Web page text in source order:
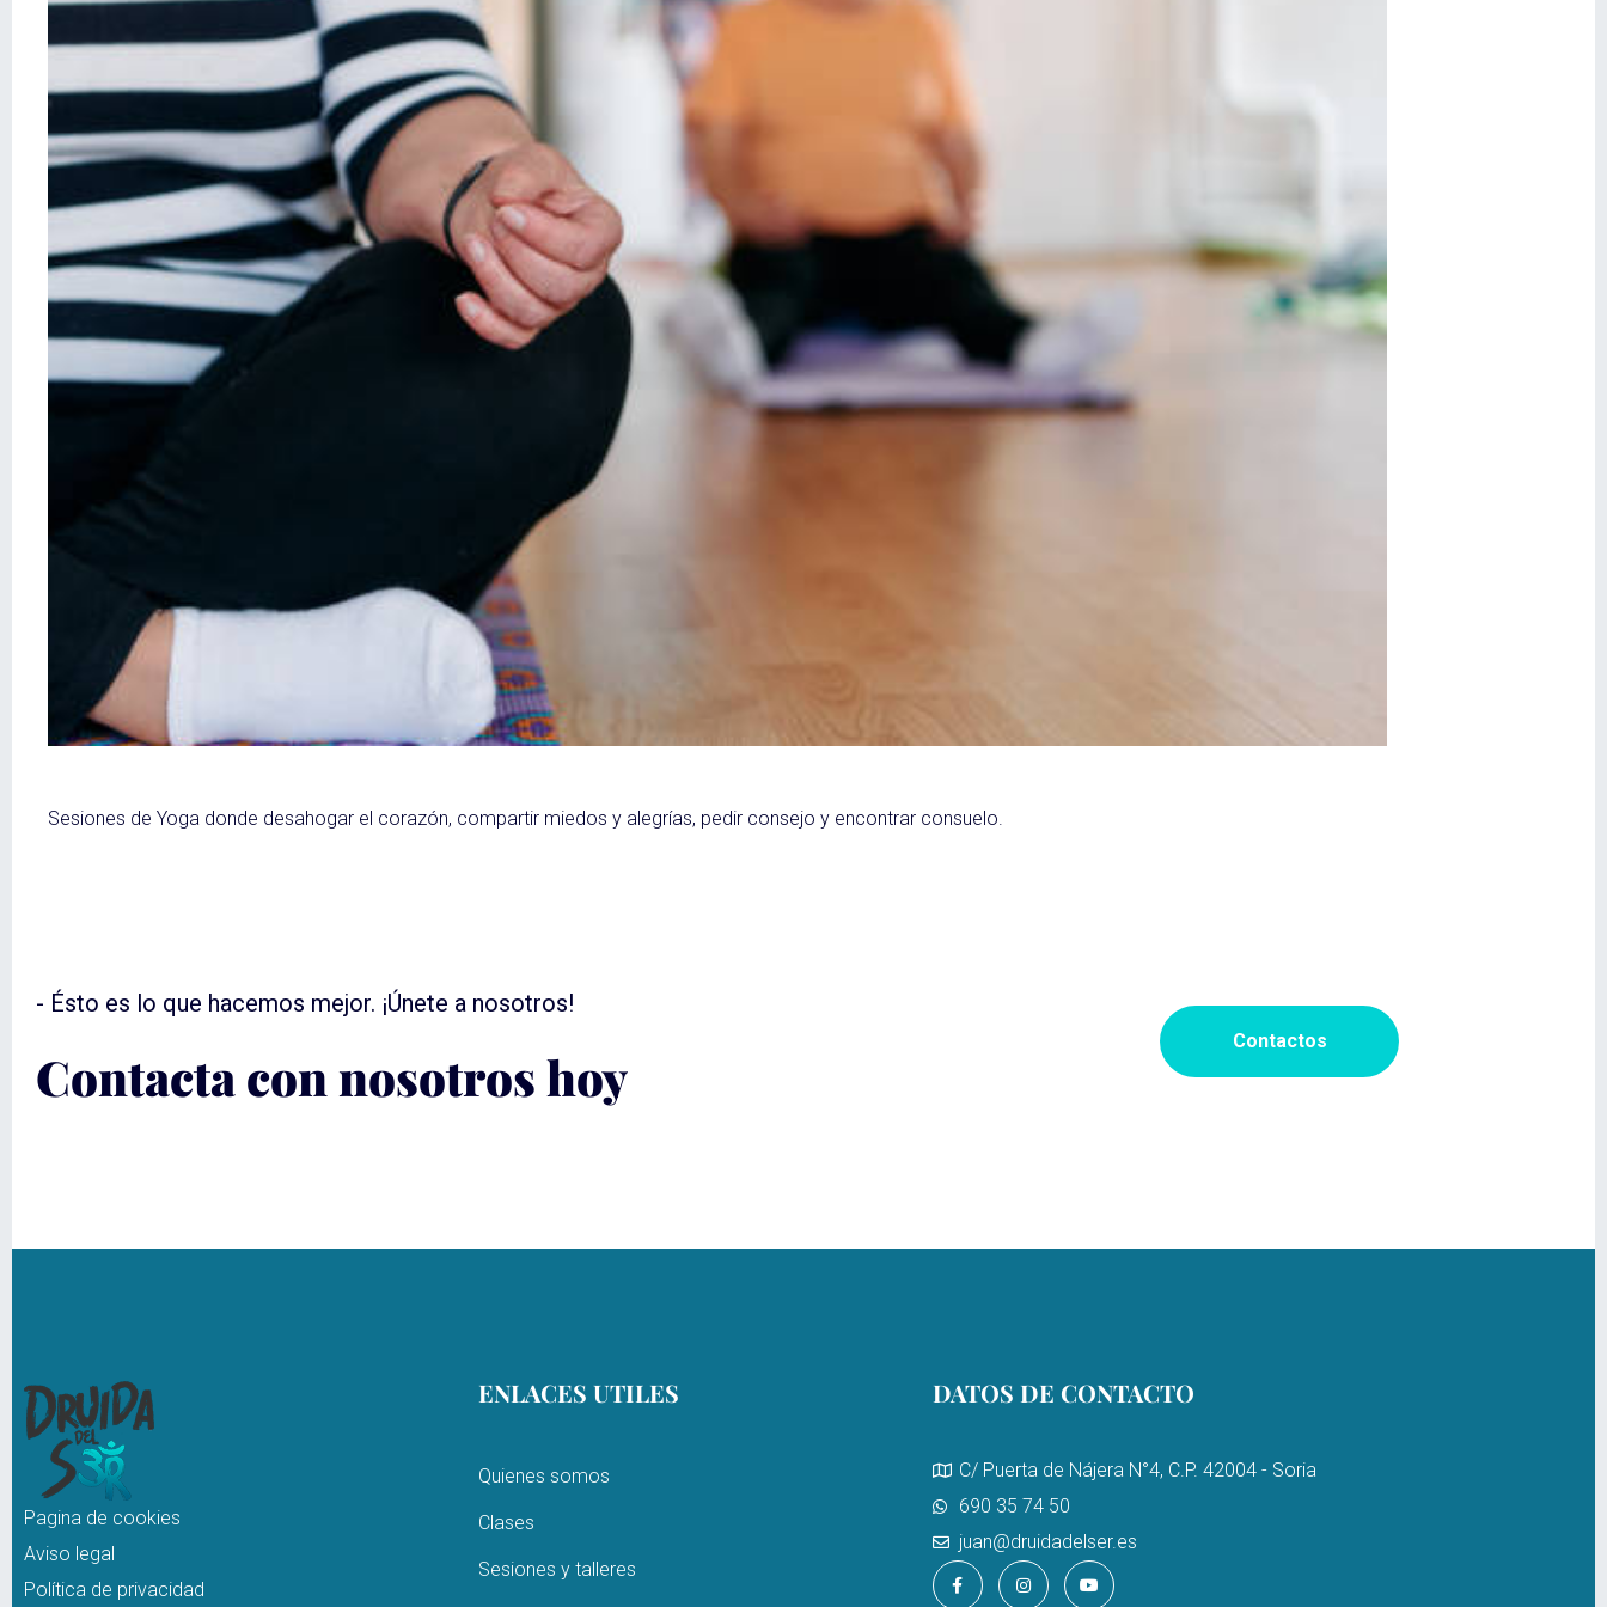
Sesiones de Yoga donde desahogar el corazón, compartir miedos y alegrías, pedir consejo y encontrar consuelo.
- Ésto es lo que hacemos mejor. ¡Únete a nosotros!
Contacta con nosotros hoy
Contactos
Pagina de cookies
Aviso legal
Política de privacidad
ENLACES UTILES
Quienes somos
Clases
Sesiones y talleres
DATOS DE CONTACTO
C/ Puerta de Nájera N°4, C.P. 42004 - Soria
690 35 74 50
juan@druidadelser.es